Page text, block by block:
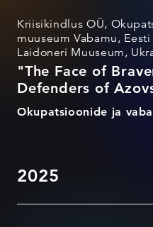
Kriisikindlus OÜ,
muuseum Vabamu,
Laidoneri Muuseum,
"The Face of
Defenders of
Okupatsioonide ja
2025